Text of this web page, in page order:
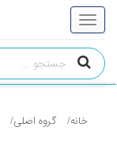
خانه گروه اصلی